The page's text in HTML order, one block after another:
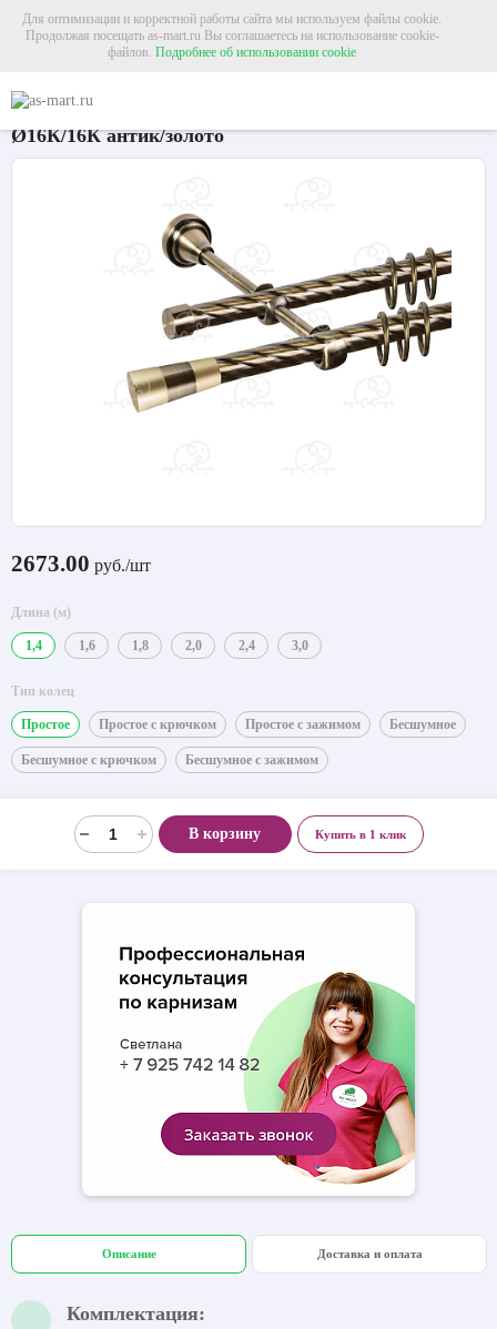
Для оптимизации и корректной работы сайта мы используем файлы cookie.
Продолжая посещать as-mart.ru Вы соглашаетесь на использование cookie-
файлов. Подробнее об использовании cookie
Карниз для штор двухрядный «Конус 3-х цвет.»
Ø16К/16К антик/золото
2673.00 руб./шт
Длина (м)
1,4 1,6 1,8 2,0 2,4 3,0
Тип колец
Простое Простое с крючком Простое с зажимом Бесшумное
Бесшумное с крючком Бесшумное с зажимом
В корзину Купить в 1 клик
Описание Доставка и оплата
Комплектация: